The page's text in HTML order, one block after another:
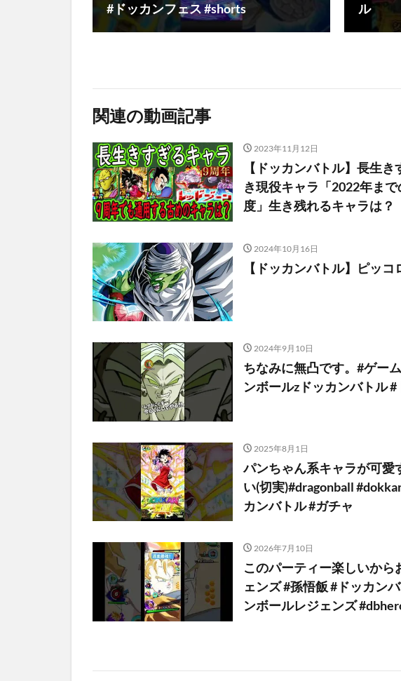
#ドッカンフェス #shorts
ル
関連の動画記事
2023年11月12日
【ドッカンバトル】長生
き現役キャラ「2022年ま
度」生き残れるキャラは？
2024年10月16日
【ドッカンバトル】ピッ
2024年9月10日
ちなみに無凸です。#ゲー
ンボールzドッカンバトル
2025年8月1日
パンちゃん系キャラが可愛
い(切実)#dragonball
カンバトル #ガチャ
2026年7月10日
このパーティー楽しいから
ェンズ #孫悟飯 #ドッカン
ンボールレジェンズ